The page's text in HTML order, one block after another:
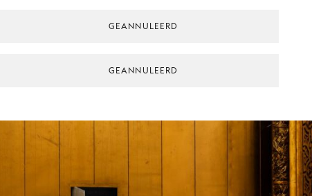
GEANNULEERD
GEANNULEERD